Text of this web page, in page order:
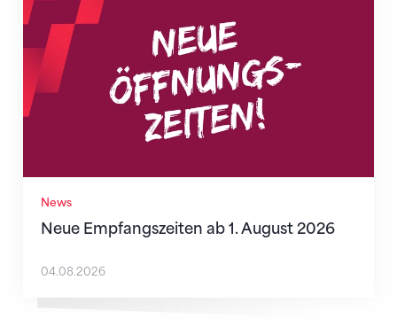
News
Neue Empfangszeiten ab 1. August 2026
04.08.2026